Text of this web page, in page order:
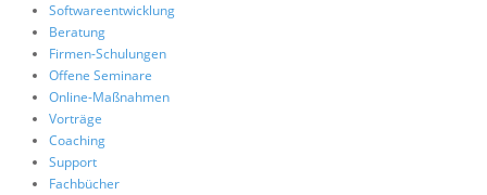
Über uns
Suche
Softwareentwicklung
Beratung
Firmen-Schulungen
Offene Seminare
Online-Maßnahmen
Vorträge
Coaching
Support
Fachbücher